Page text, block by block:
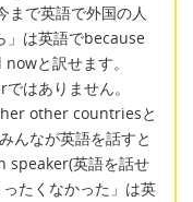
で英語で外国の人
」は英語でbecause
と訳せます。
はありません。
other countriesと
んなが英語を話すと
speaker(英語を話せ
たくなかった」は英